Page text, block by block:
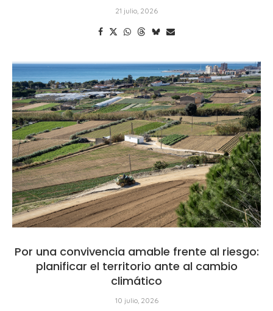
21 julio, 2026
Por una convivencia amable frente al riesgo:
planificar el territorio ante al cambio
climático
10 julio, 2026